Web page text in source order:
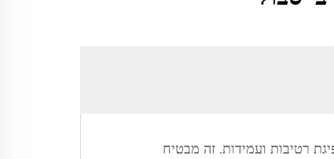
רטיבות ועמידות. זה מבטיח